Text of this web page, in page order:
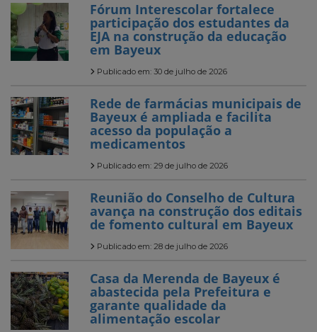
Fórum Interescolar fortalece
participação dos estudantes da
EJA na construção da educação
em Bayeux
Publicado em: 30 de julho de 2026
Rede de farmácias municipais de
Bayeux é ampliada e facilita
acesso da população a
medicamentos
Publicado em: 29 de julho de 2026
Reunião do Conselho de Cultura
avança na construção dos editais
de fomento cultural em Bayeux
Publicado em: 28 de julho de 2026
Casa da Merenda de Bayeux é
abastecida pela Prefeitura e
garante qualidade da
alimentação escolar